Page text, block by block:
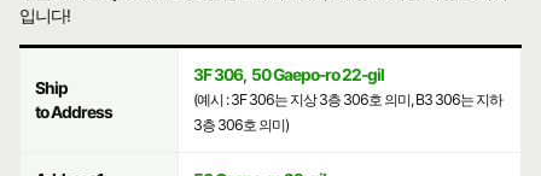
입니다!
Ship
to Address
3F 306, 50 Gaepo-ro 22-gil
(예시 : 3F 306는 지상 3층 306호 의미, B3 306는 지하
3층 306호 의미)